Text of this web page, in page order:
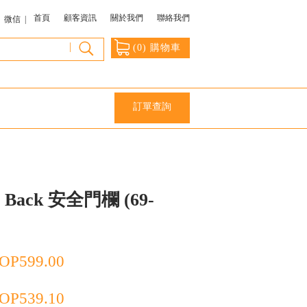
微信 | 首頁 顧客資訊 關於我們 聯絡我們
(0) 購物車
|
訂單查詢
安全門欄 (69-
599.00
539.10